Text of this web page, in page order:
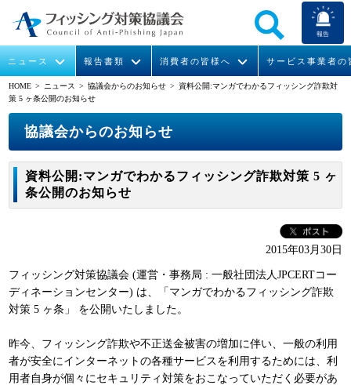
報告
ニュース
イベント
報告書類
月次報告書
消費者の皆様へ
フィッシングの報告
サービス事業者の
STOP. THINK. CONNECT.
運営委員紹介
メンバー
パンフレット
HOME > ニュース >協議会からのお知らせ > 資料公開:マンガでわかるフィッシング詐欺対
策 5 ヶ条公開のお知らせ
協議会からのお知らせ
資料公開:マンガでわかるフィッシング詐欺対策 5 ヶ
条公開のお知らせ
2015年03月30日
フィッシング対策協議会 (運営・事務局 : 一般社団法人JPCERTコー
ディネーションセンター) は、「マンガでわかるフィッシング詐欺
対策 5 ヶ条」 を公開いたしました。
昨今、フィッシング詐欺や不正送金被害の増加に伴い、一般の利用
者が安全にインターネットの各種サービスを利用するためには、利
用者自身が個々にセキュリティ対策をおこなっていただく必要があ